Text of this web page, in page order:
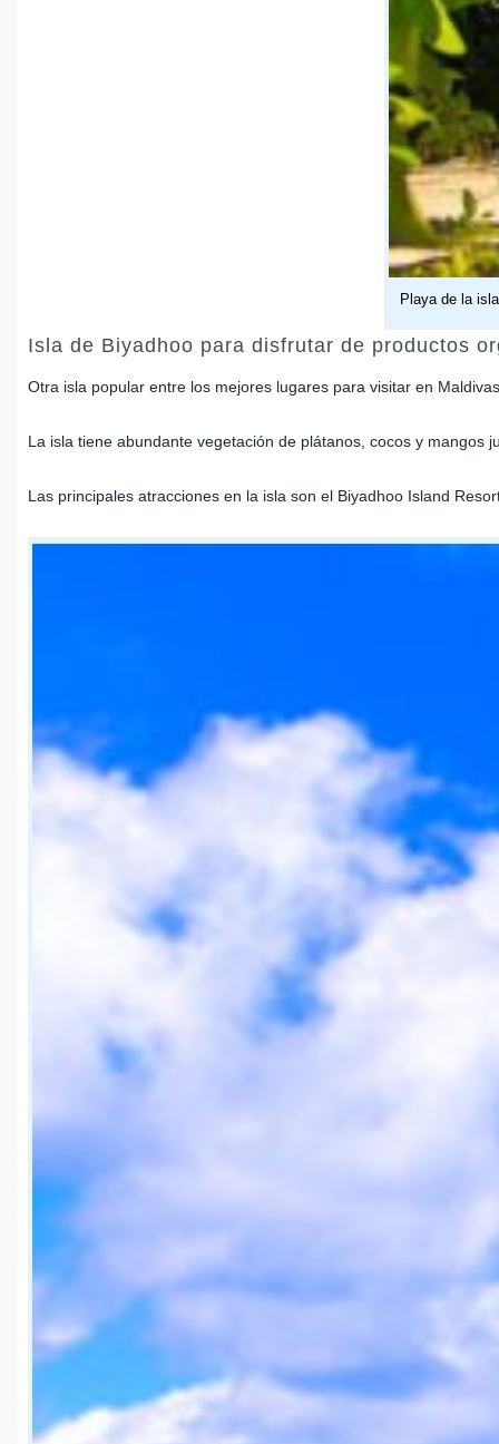
Playa de la
Isla de Biyadhoo para disfrutar de productos
Otra isla popular entre los mejores lugares para visitar en
La isla tiene abundante vegetación de plátanos, cocos y
Las principales atracciones en la isla son el Biyadhoo Island